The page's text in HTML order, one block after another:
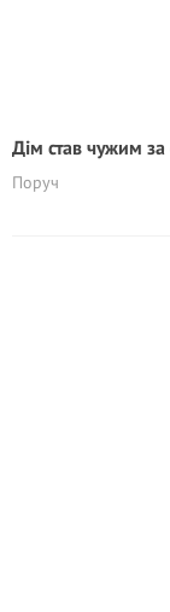
Дім став чужим
Поруч